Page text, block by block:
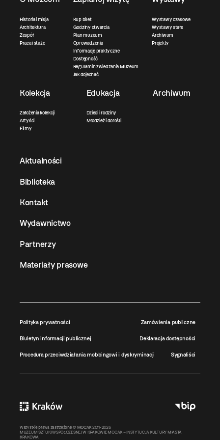
Historia i misja
Architektura
Zespół
Praca i staże
Kup bilet
Godziny otwarcia
Plan muzeum
Oprowadzenia
Informacje praktyczne
Dostępność
Regulamin zwiedzania Muzeum
Jak dojechać
Wystawy czasowe
Wystawy stałe
Archiwum
Projekty
Kolekcja
Założenia kolekcji
Artyści
Filmy
Edukacja
Dzieci i rodziny
Młodzież i dorośli
Archiwum
Aktualności
Biblioteka
Kontakt
Wydawnictwo
Partnerzy
Materiały prasowe
Polityka prywatności Zamówienia publiczne
Biuletyn informacji publicznej Deklaracja dostępności
Procedura przeciwdziałania mobbingowi i dyskryminacji Sygnaliści
Wszystkie prawa zastrzeżone © MOCAK 2011-2026
MUZEUM SZTUKI WSPÓŁCZESNEJ W KRAKOWIE MOCAK – INSTYTUCJA KULTURY MIASTA
KRAKOWA